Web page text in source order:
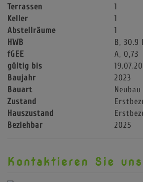
Terrassen
1
Keller
1
Abstellräume
1
HWB
B, 30.9
fGEE
A, 0,73
gültig bis
Baujahr
2023
Bauart
Neubau
Zustand
Hauszustand
Beziehbar
2025
Kontaktieren Sie uns